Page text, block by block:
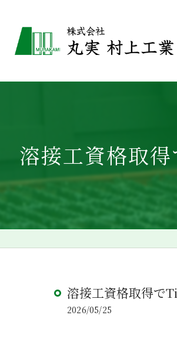
溶接工資格取
溶接工資格取得で
2026/05/25